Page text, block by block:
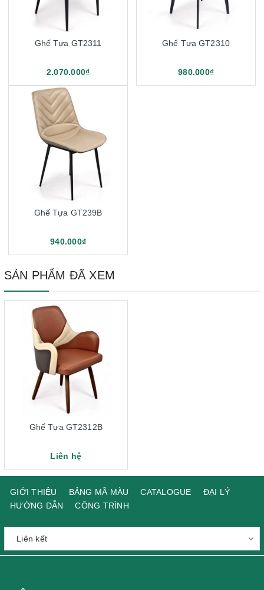
Ghế Tựa GT2311
2.070.000₫
Ghế Tựa GT2310
980.000₫
Ghế Tựa GT239B
940.000₫
SẢN PHẨM ĐÃ XEM
Ghế Tựa GT2312B
Liên hệ
GIỚI THIỆU BẢNG MÃ MÀU CATALOGUE
ĐẠI LÝ
HƯỚNG DẪN
CÔNG TRÌNH